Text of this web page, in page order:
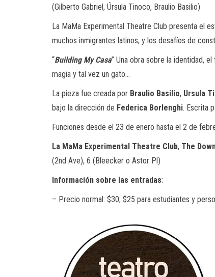
(Gilberto Gabriel, Úrsula Tinoco, Braulio Basilio)
La MaMa Experimental Theatre Club presenta el
muchos inmigrantes latinos, y los desafíos de
“Building My Casa” Una obra sobre la identidad,
magia y tal vez un gato…
La pieza fue creada por Braulio Basilio, Ursula
bajo la dirección de Federica Borlenghi. Escrita
Funciones desde el 23 de enero hasta el 2 de
La MaMa Experimental Theatre Club, The
(2nd Ave), 6 (Bleecker o Astor Pl)
Información sobre las entradas:
– Precio normal: $30; $25 para estudiantes y